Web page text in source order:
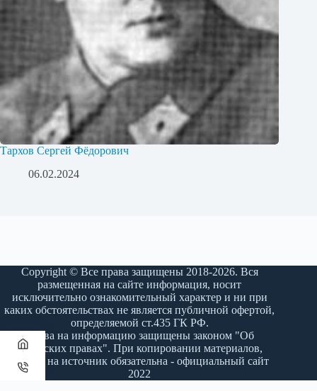
Тархов Сергей Фёдорович
06.02.2024
Copyright © Все права защищены 2018-2026. Вся
размещенная на сайте информация, носит
исключительно ознакомительный характер и ни при
каких обстоятельствах не является публичной офертой,
определяемой ст.435 ГК РФ.
Права на информацию защищены законом "Об
авторских правах". При копировании материалов,
ссылка на источник обязательна - официальный сайт
2022